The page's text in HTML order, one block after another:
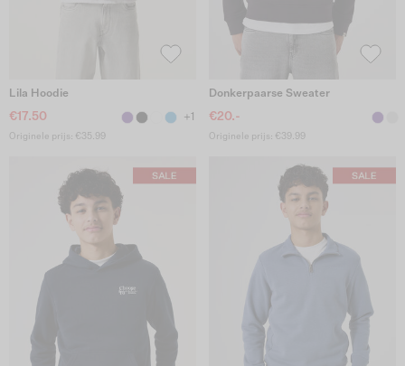
Lila Hoodie
€17.50 +1
Originele prijs: €35.99
Donkerpaarse Sweater
€20.-
Originele prijs: €39.99